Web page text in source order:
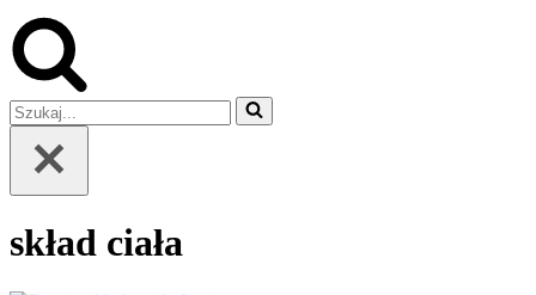
Szukaj...
skład ciała